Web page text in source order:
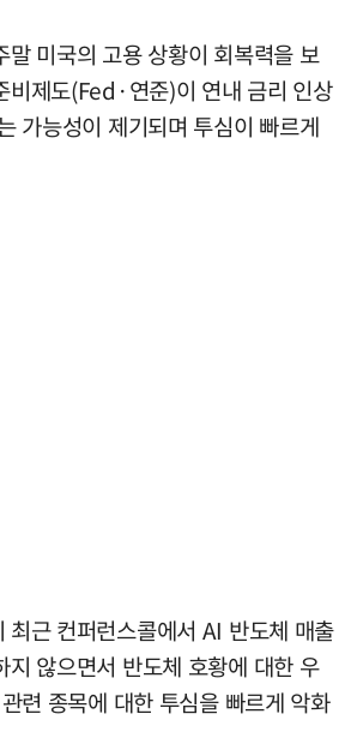
말 미국의 고용 상황이 회복력을 보
비제도(Fed·연준)이 연내 금리 인상
가능성이 제기되며 투심이 빠르게
최근 컨퍼런스콜에서 AI 반도체 매출
지 않으면서 반도체 호황에 대한 우
련 종목에 대한 투심을 빠르게 악화